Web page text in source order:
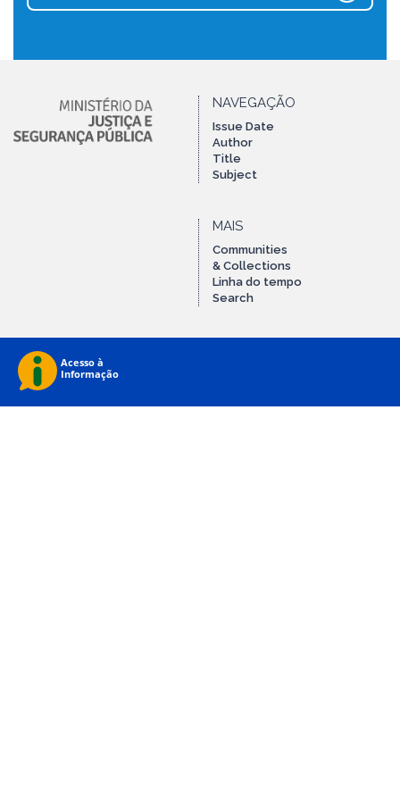
NAVEGAÇÃO
Issue Date
Author
Title
Subject
MAIS
Communities
& Collections
Linha do tempo
Search